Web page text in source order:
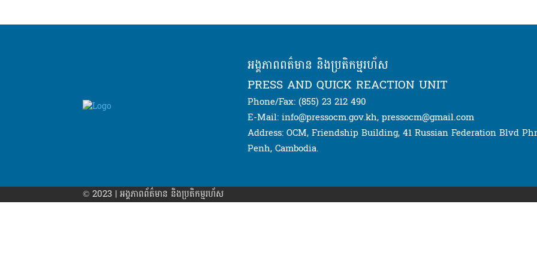
អង្គភាពពត៌មាន និងប្រតិកម្មរហ័ស
PRESS AND QUICK REACTION UNIT
Phone/Fax: (855) 23 212 490
E-Mail: info@pressocm.gov.kh, pressocm@gmail.com
Address: OCM, Friendship Building, 41 Russian Federation Blvd
Penh, Cambodia.
© 2023 | អង្គភាព​ព័ត៌មាន​ និងប្រតិកម្មរហ័ស